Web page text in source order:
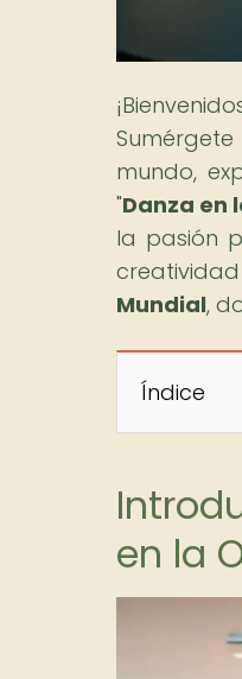
mundo,
"Danza en
la pasión
Mundial,
Índice
en la